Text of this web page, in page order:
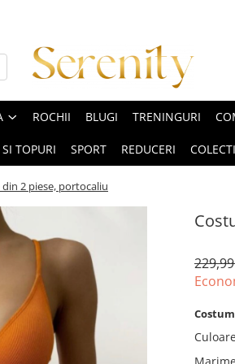
ROCHII BLUGI TRENINGURI
TOPURI SPORT REDUCERI
2 piese, portocaliu